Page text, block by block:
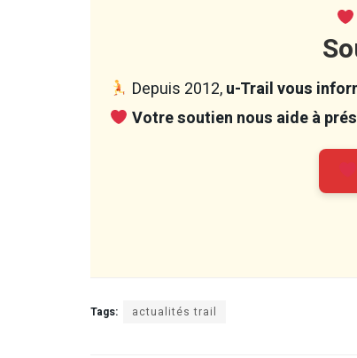
Depuis 2012,u-Trail vous
Votre soutien nous aide à
Tags: actualités trail